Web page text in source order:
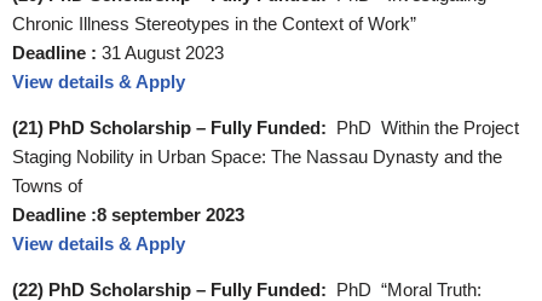
Chronic Illness Stereotypes in the Context of Work”
Deadline : 31 August 2023
View details & Apply
(21) PhD Scholarship – Fully Funded: PhD Within the Project
Staging Nobility in Urban Space: The Nassau Dynasty and the
Towns of
Deadline :8 september 2023
View details & Apply
(22) PhD Scholarship – Fully Funded: PhD “Moral Truth: